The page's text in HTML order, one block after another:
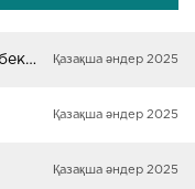
Сайырхан Ертіс & Жәнібек Қазбекұлы - Абай сыры Қазақша әндер 2025
Қазақша әндер 2025
Қазақша әндер 2025